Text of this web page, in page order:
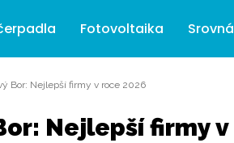
Fotovoltaika
Bor: Nejlepší firmy v roce 2026
Nejlepší firmy